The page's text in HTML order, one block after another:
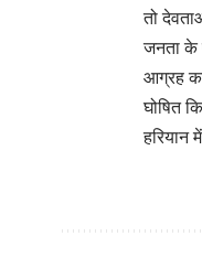
तो
जनता के
आग्रह
घोषित
हरियान